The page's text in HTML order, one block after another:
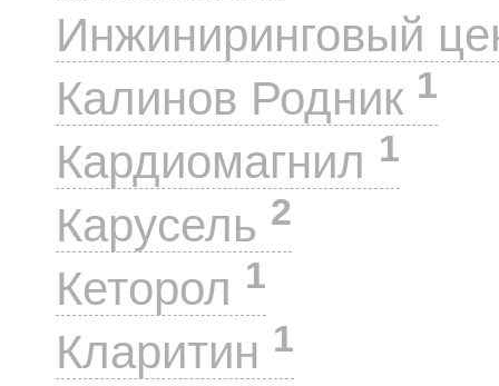
Инжиниринговый
Калинов Родник 1
Кардиомагнил 1
Карусель 2
Кеторол 1
Кларитин 1